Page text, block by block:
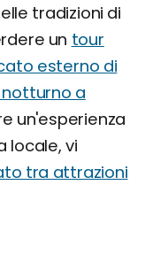
tradizioni di
un tour
esterno di
a
un'esperienza
locale, vi
tra attrazioni